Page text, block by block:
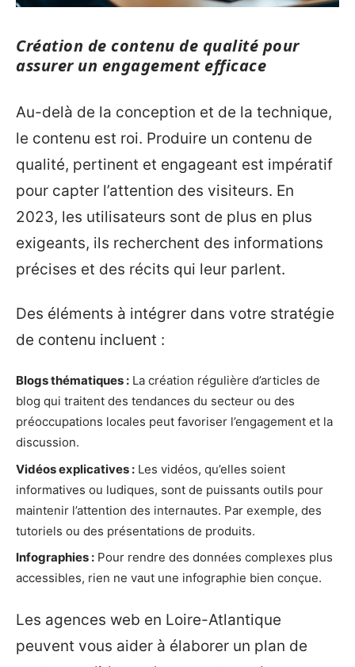
Création de contenu de qualité pour
assurer un engagement efficace
Au-delà de la conception et de la technique,
le contenu est roi. Produire un contenu de
qualité, pertinent et engageant est impératif
pour capter l’attention des visiteurs. En
2023, les utilisateurs sont de plus en plus
exigeants, ils recherchent des informations
précises et des récits qui leur parlent.
Des éléments à intégrer dans votre stratégie
de contenu incluent :
Blogs thématiques : La création régulière d’articles de
blog qui traitent des tendances du secteur ou des
préoccupations locales peut favoriser l’engagement et la
discussion.
Vidéos explicatives : Les vidéos, qu’elles soient
informatives ou ludiques, sont de puissants outils pour
maintenir l’attention des internautes. Par exemple, des
tutoriels ou des présentations de produits.
Infographies : Pour rendre des données complexes plus
accessibles, rien ne vaut une infographie bien conçue.
Les agences web en Loire-Atlantique
peuvent vous aider à élaborer un plan de